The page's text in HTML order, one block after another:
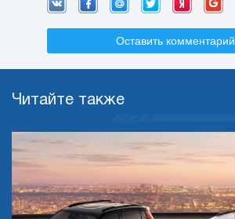
Оставить комментарий
Читайте также